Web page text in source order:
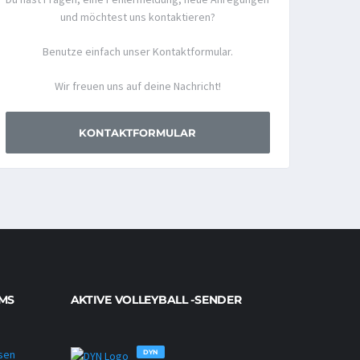
und möchtest uns kontaktieren?
Benutze einfach unser Kontaktformular.
Wir freuen uns auf deine Nachricht!
KONTAKTFORMULAR
AKTIVE VOLLEYBALL -SENDER
DYN